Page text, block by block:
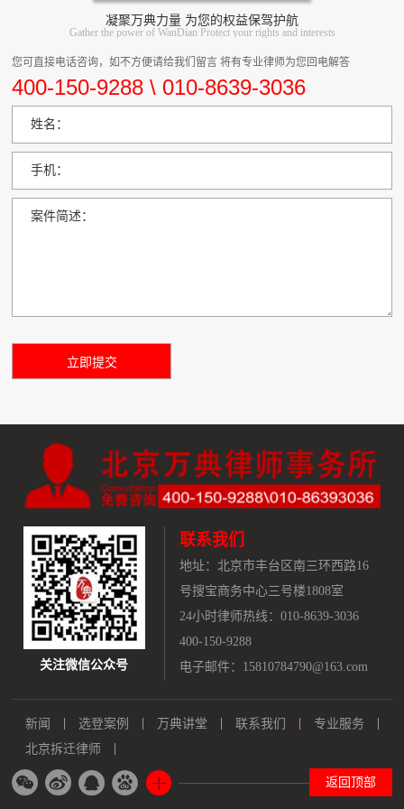
凝聚万典力量 为您的权益保驾护航
Gather the power of WanDian Protect your rights and interests
您可直接电话咨询，如不方便请给我们留言 将有专业律师为您回电解答
400-150-9288 \ 010-8639-3036
姓名：
手机：
案件简述：
关注微信公众号
联系我们
地址： 北京市丰台区南三环西路16
号搜宝商务中心三号楼1808室
24小时律师热线：010-8639-3036
400-150-9288
电子邮件：15810784790@163.com
新闻 选登案例 万典讲堂 联系我们
专业服务
北京拆迁律师
返回顶部